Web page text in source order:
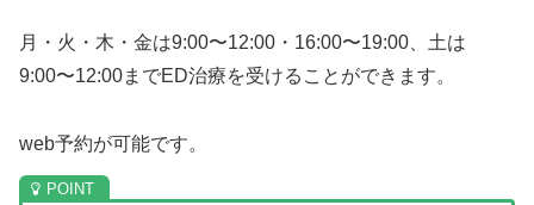
月・火・木・金は9:00〜12:00・16:00〜19:00、土は
9:00〜12:00までED治療を受けることができます。
web予約が可能です。